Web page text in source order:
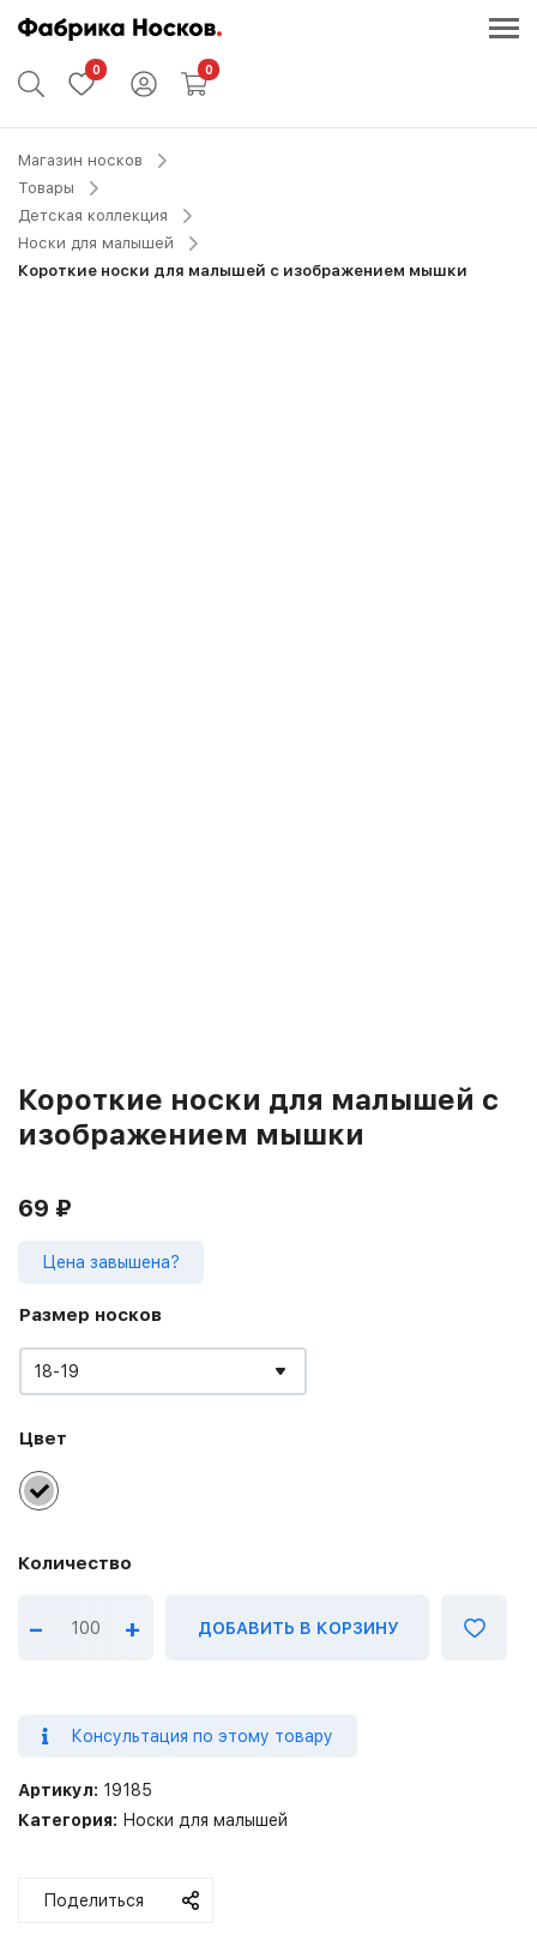
0 0
Магазин носков
Товары
Детская коллекция
Носки для малышей
Короткие носки для малышей с изображением мышки
Короткие носки для малышей с
изображением мышки
69 ₽
Цена завышена?
Размер носков
18-19
Цвет
– + ДОБАВИТЬ В КОРЗИНУ
Консультация по этому товару
Артикул: 19185
Категория: Носки для малышей
Поделиться